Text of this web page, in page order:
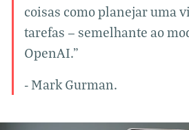
coisas como planejar uma
tarefas — semelhante ao
OpenAI.”
- Mark Gurman.